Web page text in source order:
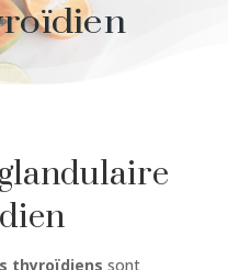
thyroïdiens sont